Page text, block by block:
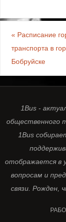
« Расписание
транспорта в
Бобруйске
1Bus -
общественного
1Bus
отображается в
вопросам и
связи. Рожден,